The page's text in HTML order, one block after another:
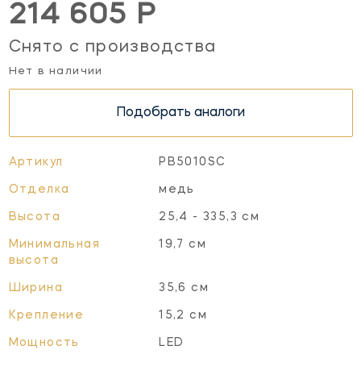
214 605 Р
Снято с производства
Нет в наличии
Подобрать аналоги
Артикул PB5010SC
Отделка медь
Высота 25,4 - 335,3 см
Минимальная
высота
19,7 см
Ширина 35,6 см
Крепление 15,2 см
Мощность LED